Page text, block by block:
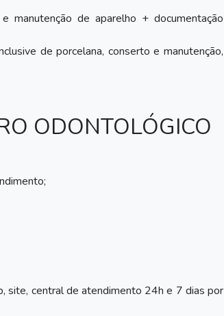
manutenção de aparelho + documentação
de porcelana, conserto e manutenção,
ODONTOLÓGICO
site, central de atendimento 24h e 7 dias por